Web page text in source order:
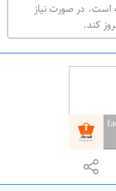
است. در صورت نیاز
کند.